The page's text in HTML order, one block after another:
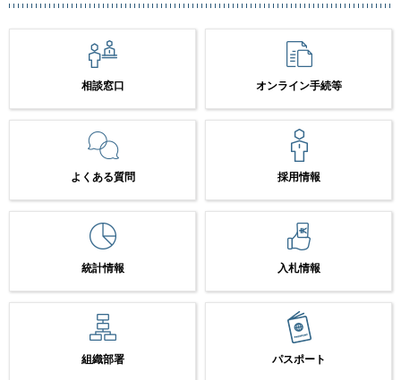
相談窓口 オンライン手続等
よくある質問 採用情報
統計情報 入札情報
組織部署 パスポート